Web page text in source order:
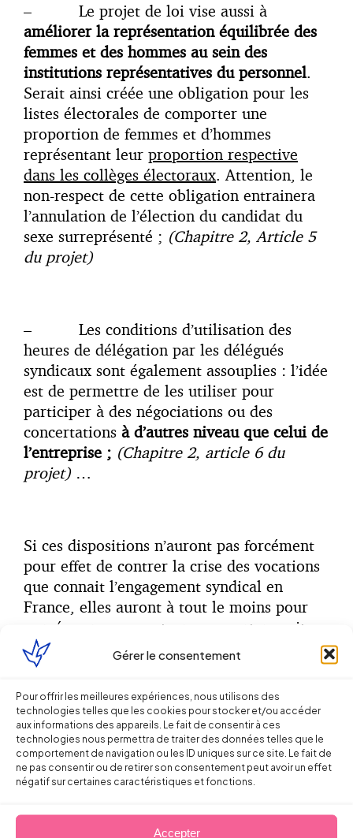
Gérer le consentement
Pour offrir les meilleures expériences, nous utilisons des
technologies telles que les cookies pour stocker et/ou accéder
aux informations des appareils. Le fait de consentir à ces
technologies nous permettra de traiter des données telles que le
comportement de navigation ou les ID uniques sur ce site. Le fait de
ne pas consentir ou de retirer son consentement peut avoir un effet
négatif sur certaines caractéristiques et fonctions.
Accepter
– Le projet de loi vise aussi à
améliorer la représentation équilibrée des
femmes et des hommes au sein des
institutions représentatives du personnel.
Serait ainsi créée une obligation pour les
listes électorales de comporter une
proportion de femmes et d’hommes
représentant leur proportion respective
dans les collèges électoraux. Attention, le
non-respect de cette obligation entrainera
l’annulation de l’élection du candidat du
sexe surreprésenté ; (Chapitre 2, Article 5
du projet)
– Les conditions d’utilisation des
heures de délégation par les délégués
syndicaux sont également assouplies : l’idée
est de permettre de les utiliser pour
participer à des négociations ou des
concertations à d’autres niveau que celui de
l’entreprise ; (Chapitre 2, article 6 du
projet)…
Si ces dispositions n’auront pas forcément
pour effet de contrer la crise des vocations
que connait l’engagement syndical en
France, elles auront à tout le moins pour
conséquence que cet engagement ne soit
plus synonyme de crainte d’un frein à la
carrière, et permettront peut-être un
investissement supérieur des représentants
du personnel dans des missions d’intérêt
général exercées par les organisations en
dehors de l’entreprise, comme la
négociation dans les branches ainsi qu’au
niveau national et interprofessionnel.